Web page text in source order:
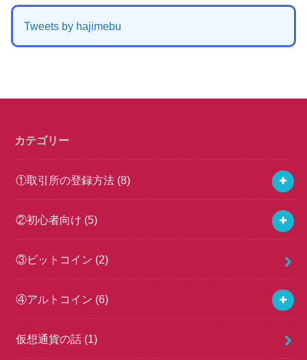
Tweets by hajimebu
カテゴリー
①取引所の登録方法 (8)
②初心者向け (5)
③ビットコイン (2)
④アルトコイン (6)
仮想通貨の話 (1)